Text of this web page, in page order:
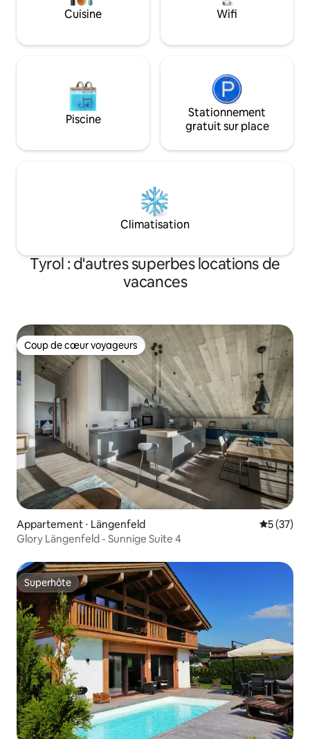
est bien équipée .
jardin - 2 places
la gare et à 5 min
Cuisine Wifi
Piscine
Stationnement
gratuit sur place
Climatisation
Tyrol : d'autres superbes locations de
vacances
Coup de cœur voyageurs
Coup de cœur voyageurs
Appartement ⋅ Längenfeld
5 (37)
Glory Längenfeld - Sunnige Suite 4
Superhôte
Superhôte